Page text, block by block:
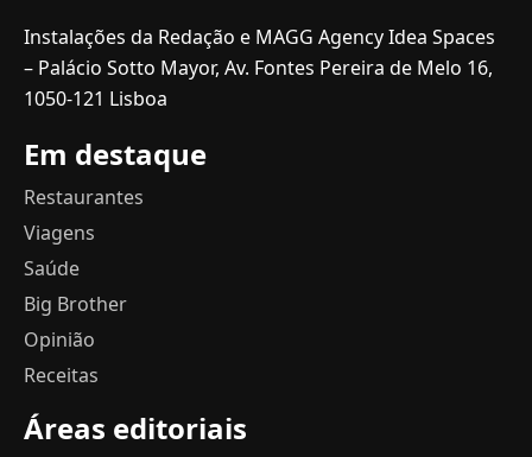
Instalações da Redação e MAGG Agency Idea Spaces
– Palácio Sotto Mayor, Av. Fontes Pereira de Melo 16,
1050-121 Lisboa
Em destaque
Restaurantes
Viagens
Saúde
Big Brother
Opinião
Receitas
Áreas editoriais